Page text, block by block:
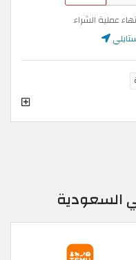
عملية الشراء
السعودية